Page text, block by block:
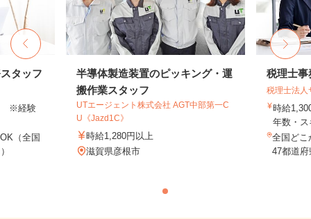
タッフ
※経験
（全国
半導体製造装置のピッキング・運
搬作業スタッフ
UTエージェント株式会社 AGT中部第一C
U《Jazd1C》
時給1,280円以上
滋賀県彦根市
税理士事
税理士法人
時給
年数・
全国どこ
47都道